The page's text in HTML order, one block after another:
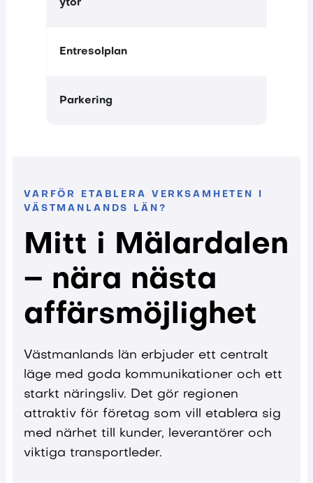
ytor
Entresolplan
Parkering
VARFÖR ETABLERA VERKSAMHETEN I
VÄSTMANLANDS LÄN?
Mitt i Mälardalen
– nära nästa
affärsmöjlighet
Västmanlands län erbjuder ett centralt
läge med goda kommunikationer och ett
starkt näringsliv. Det gör regionen
attraktiv för företag som vill etablera sig
med närhet till kunder, leverantörer och
viktiga transportleder.